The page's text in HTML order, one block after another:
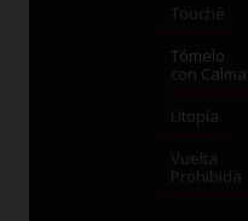
Touché
Tómelo
con Calma
Utopía
Vuelta
Prohibida